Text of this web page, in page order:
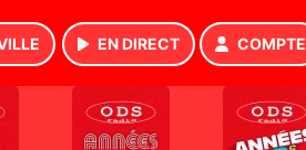
EN DIRECT COMPTE